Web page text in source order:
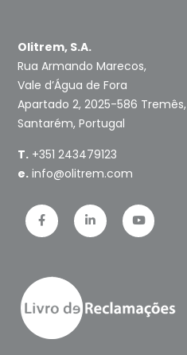
Olitrem, S.A.
Rua Armando Marecos,
Vale d’Água de Fora
Apartado 2, 2025-586 Tremês,
Santarém, Portugal
T. +351 243479123
e. info@olitrem.com